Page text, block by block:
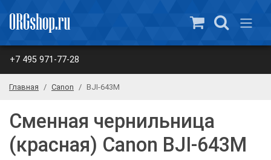
+7 495 971-77-28
Главная Canon BJI-643M
Сменная чернильница
(красная) Canon BJI-643M